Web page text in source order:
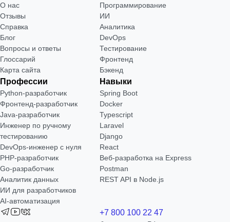
О нас
Отзывы
Справка
Блог
Вопросы и ответы
Глоссарий
Карта сайта
Программирование
ИИ
Аналитика
DevOps
Тестирование
Фронтенд
Бэкенд
Профессии
Python-разработчик
Фронтенд-разработчик
Java-разработчик
Инженер по ручному
тестированию
DevOps-инженер с нуля
РНР-разработчик
Go-разработчик
Аналитик данных
ИИ для разработчиков
AI-автоматизация
Навыки
Spring Boot
Docker
Typescript
Laravel
Django
React
Веб-разработка на Express
Postman
REST API в Node.js
+7 800 100 22 47